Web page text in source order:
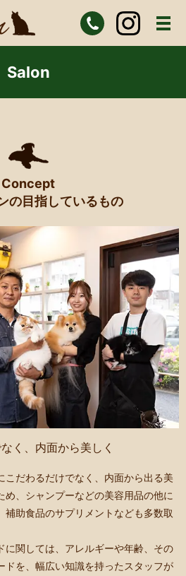
Salon
Concept
の目指しているもの
く、内面から美しく
こだわるだけでなく、内面から出る美
め、シャンプーなどの美容用品の他に
補助食品のサプリメントなども多数取
に関しては、アレルギーや年齢、その
ドを、幅広い知識を持ったスタッフが